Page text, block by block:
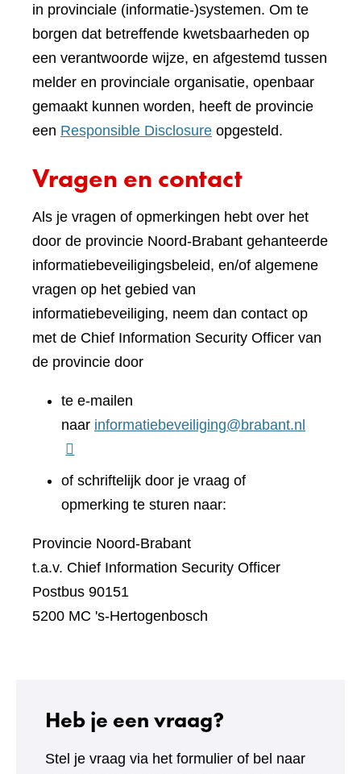
in provinciale (informatie-)systemen. Om te
borgen dat betreffende kwetsbaarheden op
een verantwoorde wijze, en afgestemd tussen
melder en provinciale organisatie, openbaar
gemaakt kunnen worden, heeft de provincie
een Responsible Disclosure opgesteld.
Vragen en contact
Als je vragen of opmerkingen hebt over het
door de provincie Noord-Brabant gehanteerde
informatiebeveiligingsbeleid, en/of algemene
vragen op het gebied van
informatiebeveiliging, neem dan contact op
met de Chief Information Security Officer van
de provincie door
te e-mailen
naar informatiebeveiliging@brabant.nl
of schriftelijk door je vraag of
opmerking te sturen naar:
Provincie Noord-Brabant
t.a.v. Chief Information Security Officer
Postbus 90151
5200 MC 's-Hertogenbosch
Heb je een vraag?
Stel je vraag via het formulier of bel naar